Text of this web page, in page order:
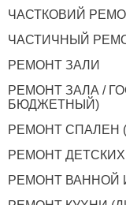
ЧАСТКОВИЙ
ЧАСТИЧНЫЙ
РЕМОНТ ЗАЛИ
РЕМОНТ ЗАЛА /
БЮДЖЕТНЫЙ)
РЕМОНТ СПАЛЕН
РЕМОНТ
РЕМОНТ ВАННОЙ